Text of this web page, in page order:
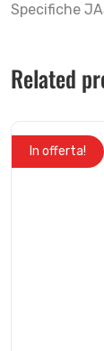
Specifiche
Related
In offerta!